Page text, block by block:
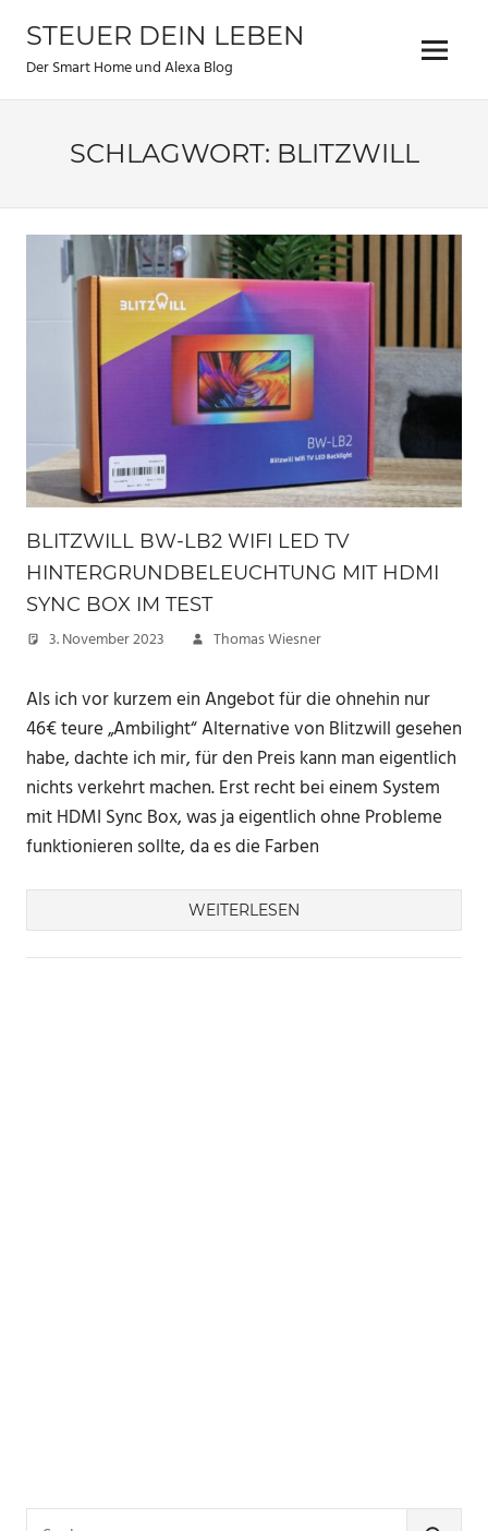
Inhalt
springen
STEUER DEIN LEBEN
Der Smart Home und Alexa Blog Menu
SCHLAGWORT: BLITZWILL
BLITZWILL BW-LB2 WIFI LED TV
HINTERGRUNDBELEUCHTUNG MIT HDMI
SYNC BOX IM TEST
3. November 2023 Thomas Wiesner
Als ich vor kurzem ein Angebot für die ohnehin nur
46€ teure „Ambilight“ Alternative von Blitzwill gesehen
habe, dachte ich mir, für den Preis kann man eigentlich
nichts verkehrt machen. Erst recht bei einem System
mit HDMI Sync Box, was ja eigentlich ohne Probleme
funktionieren sollte, da es die Farben
WEITERLESEN